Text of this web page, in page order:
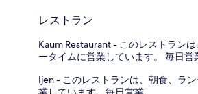
レストラン
Kaum Restaurant - このレストラン
ータイムに営業しています。 毎日営
Ijen - このレストランは、朝食、ラ